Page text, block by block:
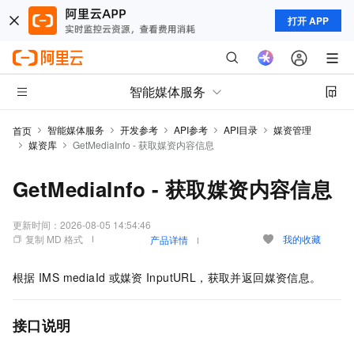
打开 APP
智能媒体服务
首页 智能媒体服务 开发参考 API参考 API目录
媒资管理
媒资库
GetMediaInfo - 获取媒资内容信息
GetMediaInfo - 获取媒资内容信息
更新时间： 2026-08-05 14:54:46
复制 MD 格式
产品详情 我的收藏
根据 IMS mediaId 或媒资 InputURL，获取并返回媒资信息。
接口说明